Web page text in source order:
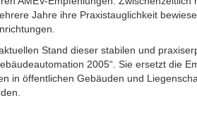
Jahre ihre Praxistauglichkeit
Stand dieser stabilen und
2005“. Sie ersetzt die
in öffentlichen Gebäuden und